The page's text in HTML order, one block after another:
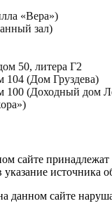
«Вера»)
зал)
50, литера Г2
104 (Дом Груздева)
100 (Доходный дом
сайте
источника
данном сайте